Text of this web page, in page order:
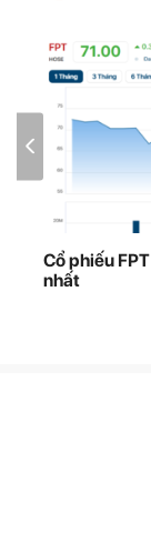
Cổ phiếu
nhất